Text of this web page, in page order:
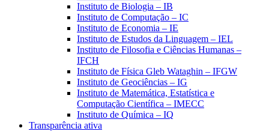
Instituto de Biologia – IB
Instituto de Computação – IC
Instituto de Economia – IE
Instituto de Estudos da Linguagem – IEL
Instituto de Filosofia e Ciências Humanas –
IFCH
Instituto de Física Gleb Wataghin – IFGW
Instituto de Geociências – IG
Instituto de Matemática, Estatística e
Computação Científica – IMECC
Instituto de Química – IQ
Transparência ativa